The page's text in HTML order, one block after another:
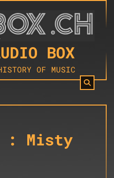
BOX
OF MUSIC
: Misty